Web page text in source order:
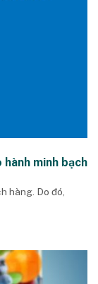
minh bạch
hàng. Do đó,